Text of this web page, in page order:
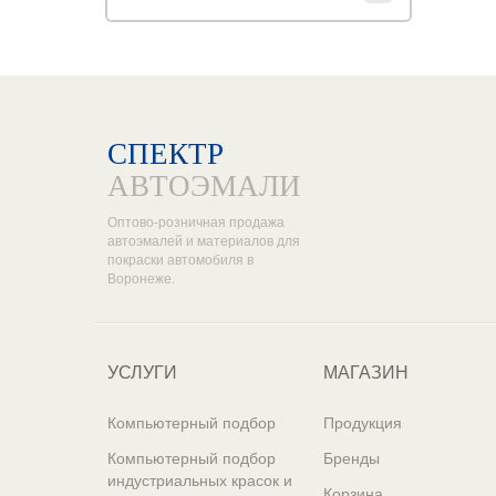
СПЕКТР
АВТОЭМАЛИ
Оптово-розничная продажа
автоэмалей и материалов для
покраски автомобиля в
Воронеже.
УСЛУГИ
Компьютерный подбор
Компьютерный подбор
индустриальных красок и
МАГАЗИН
Продукция
Бренды